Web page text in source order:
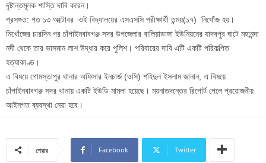
দৃষ্টান্তমূলক শাস্তি দাবি করেন।
প্রসঙ্গত: গত ১৩ অক্টোবর ওই বিদ্যালয়ের এসএসসি পরীক্ষার্থী তন্ময়(১৭) নিখোঁজ হয়।
নিখোঁজের চারদিন পর চাঁপাইনবাবগঞ্জ সদর উপজেলার বালিয়াডাঙ্গা ইউনিয়নের যাদবপুর ঘাটে মহানন্দা
নদী থেকে তার ভাসমান লাশ উদ্ধার করে পুলিশ। পরিবারের দাবি এটি একটি পরিকল্পিত
হত্যাকাণ্ড।
এ বিষয়ে গোমস্তাপুর থানার অফিসার ইনচার্জ (ওসি) শহিদুল ইসলাম জানান, এ বিষয়ে
চাঁপাইনবাবগঞ্জ সদর থানায় একটি ইউডি মামলা হয়েছে। ময়নাতদন্তের রিপোর্ট পেলে প্রয়োজনীয়
আইনগত ব্যবস্থা নেয়া হবে।
শেয়ার Facebook Twitter